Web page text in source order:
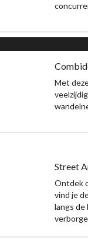
Met
Street
Ontdek
vind je
langs de